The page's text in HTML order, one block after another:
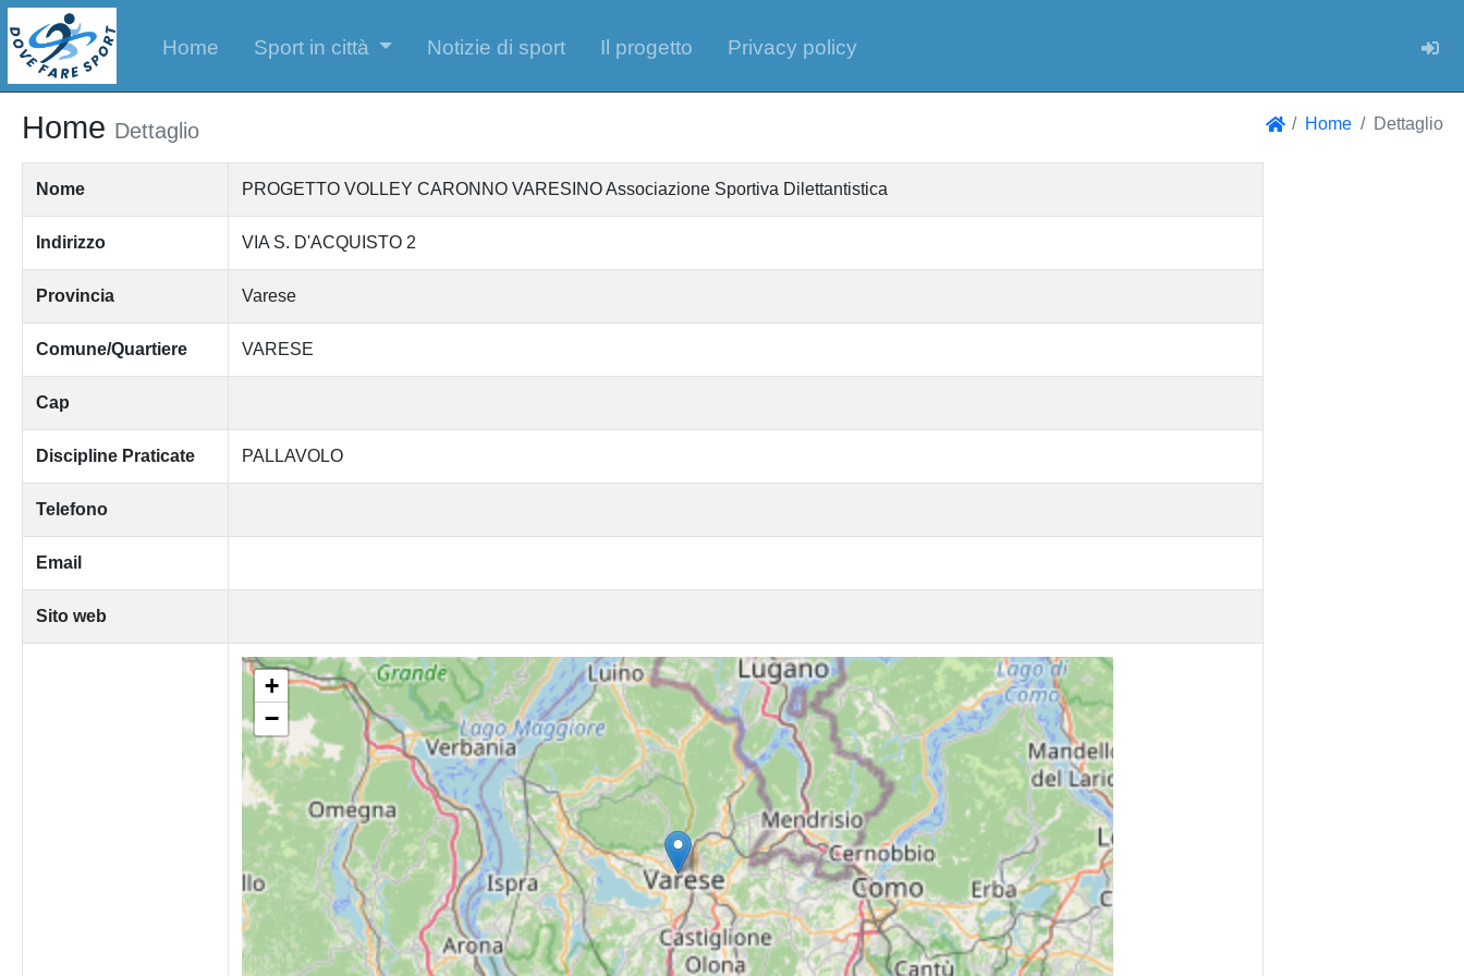
Home Sport in città Notizie di sport Il progetto Privacy policy
Home Dettaglio Home Dettaglio
Nome PROGETTO VOLLEY CARONNO VARESINO Associazione Sportiva Dilettantistica
Indirizzo VIA S. D'ACQUISTO 2
Provincia Varese
Comune/Quartiere VARESE
Cap
Discipline Praticate PALLAVOLO
Telefono
Email
Sito web
+
−